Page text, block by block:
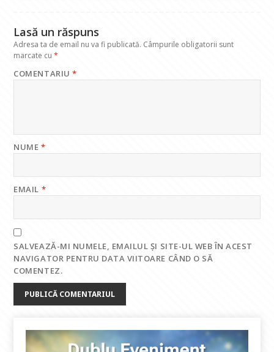
Lasă un răspuns
Adresa ta de email nu va fi publicată. Câmpurile obligatorii sunt
marcate cu*
COMENTARIU*
NUME*
EMAIL *
SALVEAZĂ-MI NUMELE, EMAILUL ȘI SITE-UL WEB ÎN ACEST
NAVIGATOR PENTRU DATA VIITOARE CÂND O SĂ
COMENTEZ.